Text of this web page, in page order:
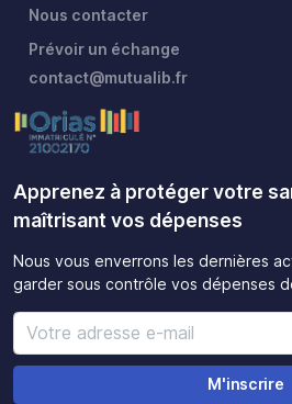
Nous contacter
Prévoir un échange
contact@mutualib.fr
Apprenez à protéger votre
maîtrisant vos dépenses
Nous vous enverrons les dernières
garder sous contrôle vos dépenses
M'inscrire